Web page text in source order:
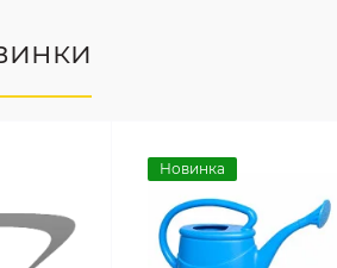
Новинка